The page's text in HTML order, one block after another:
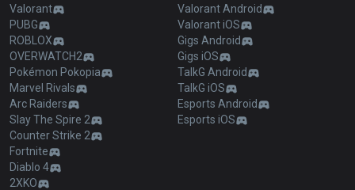
Valorant
PUBG
ROBLOX
OVERWATCH2
Pokémon Pokopia
Marvel Rivals
Arc Raiders
Slay The Spire 2
Counter Strike 2
Fortnite
Diablo 4
2XKO
Valorant Android
Valorant iOS
Gigs Android
Gigs iOS
TalkG Android
TalkG iOS
Esports Android
Esports iOS